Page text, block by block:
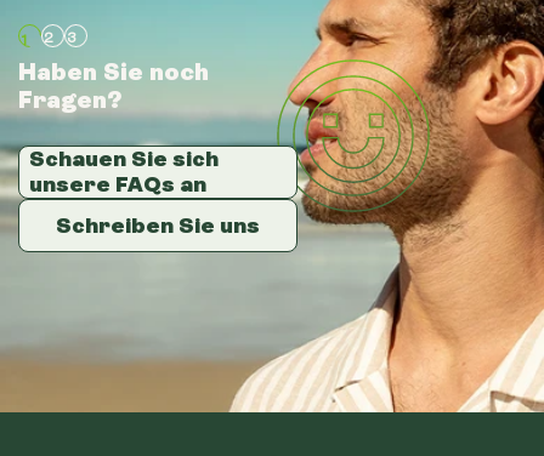
Haben Sie noch
Fragen?
Schauen Sie sich
unsere FAQs an
Schreiben Sie uns
Haben Sie noch
Fragen?
Schauen Sie sich
unsere FAQs an
Schreiben Sie uns
Haben Sie noch
Fragen?
Schauen Sie sich
unsere FAQs an
Schreiben Sie uns